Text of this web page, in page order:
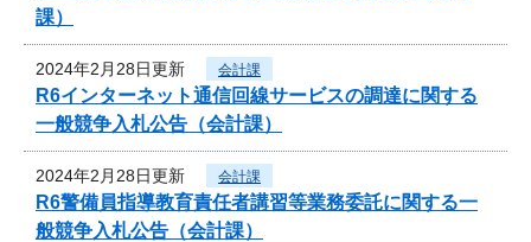
課）
2024年2月28日更新 会計課
R6インターネット通信回線サービスの調達に関する
一般競争入札公告（会計課）
2024年2月28日更新 会計課
R6警備員指導教育責任者講習等業務委託に関する一
般競争入札公告（会計課）